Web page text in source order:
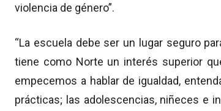
violencia de género”.
“La escuela debe ser un lugar seguro
tiene como Norte un interés superior
empecemos a hablar de igualdad,
prácticas; las adolescencias, niñeces e